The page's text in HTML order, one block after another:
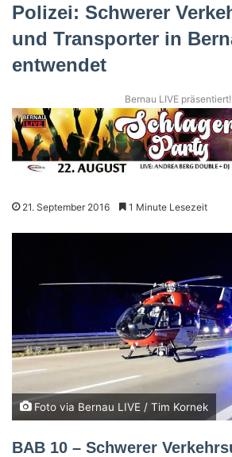
Polizei: Schwerer
und Transporter in
entwendet
Bernau LIVE präsentiert!
21. September 2016 1 Minute Lesezeit
Foto via Bernau LIVE / Tim Kornek
BAB 10 – Schwerer